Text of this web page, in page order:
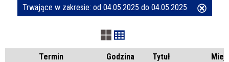
Szukana fraza
Kategoria
Trwające w zakresie: od 04.05.2025 do 04.05.2025
Termin Godzina Tytuł